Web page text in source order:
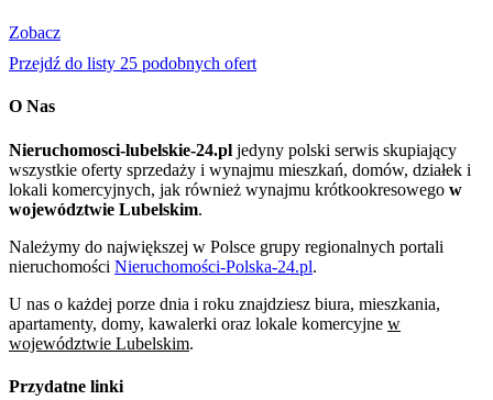
Zobacz
Przejdź do listy 25 podobnych ofert
O Nas
Nieruchomosci-lubelskie-24.pl jedyny polski serwis skupiający
wszystkie oferty sprzedaży i wynajmu mieszkań, domów, działek i
lokali komercyjnych, jak również wynajmu krótkookresowego w
województwie Lubelskim.
Należymy do największej w Polsce grupy regionalnych portali
nieruchomości Nieruchomości-Polska-24.pl.
U nas o każdej porze dnia i roku znajdziesz biura, mieszkania,
apartamenty, domy, kawalerki oraz lokale komercyjne w
województwie Lubelskim.
Przydatne linki